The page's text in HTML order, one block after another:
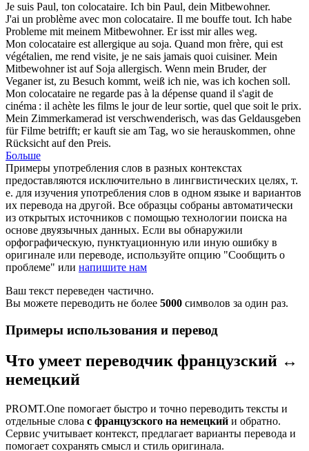
Je suis Paul, ton colocataire. Ich bin Paul, dein Mitbewohner.
J'ai un problème avec mon colocataire. Il me bouffe tout. Ich habe
Probleme mit meinem Mitbewohner. Er isst mir alles weg.
Mon colocataire est allergique au soja. Quand mon frère, qui est
végétalien, me rend visite, je ne sais jamais quoi cuisiner. Mein
Mitbewohnerist auf Soja allergisch. Wenn mein Bruder, der
Veganer ist, zu Besuch kommt, weiß ich nie, was ich kochen soll.
Mon colocataire ne regarde pas à la dépense quand il s'agit de
cinéma : il achète les films le jour de leur sortie, quel que soit le prix.
Mein Zimmerkamerad ist verschwenderisch, was das Geldausgeben
für Filme betrifft; er kauft sie am Tag, wo sie herauskommen, ohne
Rücksicht auf den Preis.
Больше
Примеры употребления слов в разных контекстах
предоставляются исключительно в лингвистических целях, т.
е. для изучения употребления слов в одном языке и вариантов
их перевода на другой. Все образцы собраны автоматически
из открытых источников с помощью технологии поиска на
основе двуязычных данных. Если вы обнаружили
орфографическую, пунктуационную или иную ошибку в
оригинале или переводе, используйте опцию "Сообщить о
проблеме" или напишите нам
Ваш текст переведен частично.
Вы можете переводить не более 5000 символов за один раз.
Примеры использования и перевод
Что умеет переводчик французский ↔
немецкий
PROMT.One помогает быстро и точно переводить тексты и
отдельные слова с французского на немецкий и обратно.
Сервис учитывает контекст, предлагает варианты перевода и
помогает сохранять смысл и стиль оригинала.